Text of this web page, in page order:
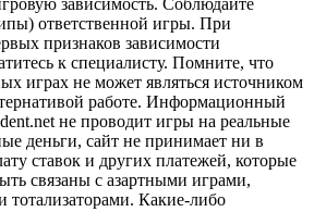
зависимость. Соблюдайте
ответственной игры. При
признаков зависимости
к специалисту. Помните, что
играх не может являться источником
работе. Информационный
не проводит игры на реальные
деньги, сайт не принимает ни в
ставок и других платежей, которые
связаны с азартными играми,
тотализаторами. Какие-либо